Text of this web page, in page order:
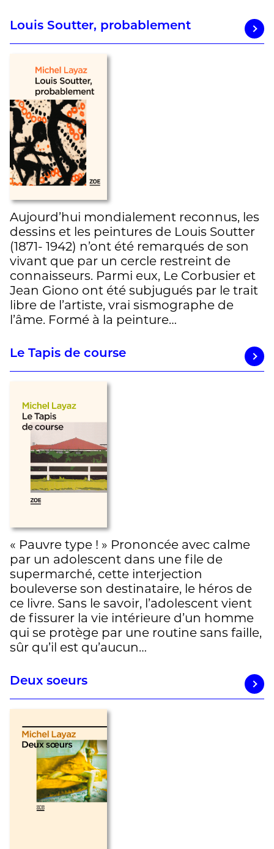
Louis Soutter, probablement
Aujourd’hui mondialement reconnus, les
dessins et les peintures de Louis Soutter
(1871- 1942) n’ont été remarqués de son
vivant que par un cercle restreint de
connaisseurs. Parmi eux, Le Corbusier et
Jean Giono ont été subjugués par le trait
libre de l’artiste, vrai sismographe de
l’âme. Formé à la peinture…
Le Tapis de course
« Pauvre type ! » Prononcée avec calme
par un adolescent dans une file de
supermarché, cette interjection
bouleverse son destinataire, le héros de
ce livre. Sans le savoir, l’adolescent vient
de fissurer la vie intérieure d’un homme
qui se protège par une routine sans faille,
sûr qu’il est qu’aucun…
Deux soeurs